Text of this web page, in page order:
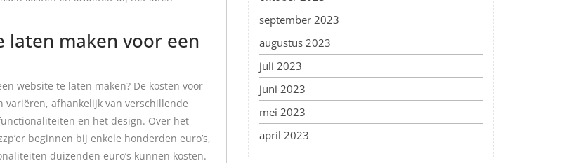
laten maken voor een
website te laten maken? De kosten voor
variëren, afhankelijk van verschillende
en het design. Over het
beginnen bij enkele honderden euro’s,
duizenden euro’s kunnen kosten.
september 2023
augustus 2023
juli 2023
juni 2023
mei 2023
april 2023